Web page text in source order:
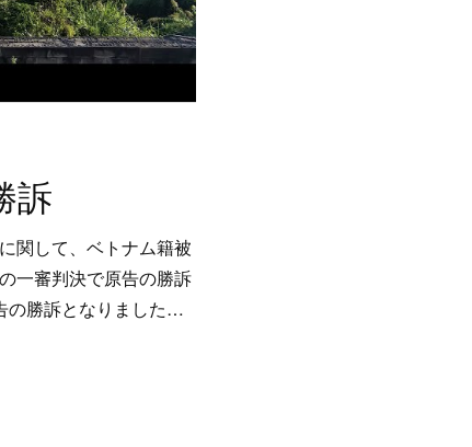
訴
関して、ベトナム籍被
一審判決で原告の勝訴
の勝訴となりました…